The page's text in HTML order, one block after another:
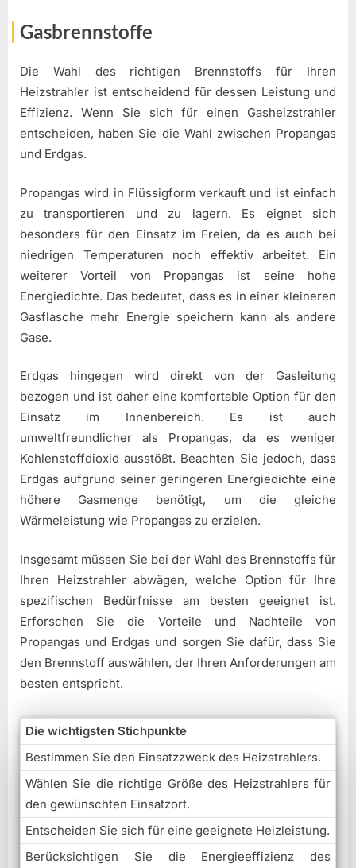
Gasbrennstoffe
Die Wahl des richtigen Brennstoffs für Ihren
Heizstrahler ist entscheidend für dessen Leistung und
Effizienz. Wenn Sie sich für einen Gasheizstrahler
entscheiden, haben Sie die Wahl zwischen Propangas
und Erdgas.
Propangas wird in Flüssigform verkauft und ist einfach
zu transportieren und zu lagern. Es eignet sich
besonders für den Einsatz im Freien, da es auch bei
niedrigen Temperaturen noch effektiv arbeitet. Ein
weiterer Vorteil von Propangas ist seine hohe
Energiedichte. Das bedeutet, dass es in einer kleineren
Gasflasche mehr Energie speichern kann als andere
Gase.
Erdgas hingegen wird direkt von der Gasleitung
bezogen und ist daher eine komfortable Option für den
Einsatz im Innenbereich. Es ist auch
umweltfreundlicher als Propangas, da es weniger
Kohlenstoffdioxid ausstößt. Beachten Sie jedoch, dass
Erdgas aufgrund seiner geringeren Energiedichte eine
höhere Gasmenge benötigt, um die gleiche
Wärmeleistung wie Propangas zu erzielen.
Insgesamt müssen Sie bei der Wahl des Brennstoffs für
Ihren Heizstrahler abwägen, welche Option für Ihre
spezifischen Bedürfnisse am besten geeignet ist.
Erforschen Sie die Vorteile und Nachteile von
Propangas und Erdgas und sorgen Sie dafür, dass Sie
den Brennstoff auswählen, der Ihren Anforderungen am
besten entspricht.
Die wichtigsten Stichpunkte
Bestimmen Sie den Einsatzzweck des Heizstrahlers.
Wählen Sie die richtige Größe des Heizstrahlers für
den gewünschten Einsatzort.
Entscheiden Sie sich für eine geeignete Heizleistung.
Berücksichtigen Sie die Energieeffizienz des